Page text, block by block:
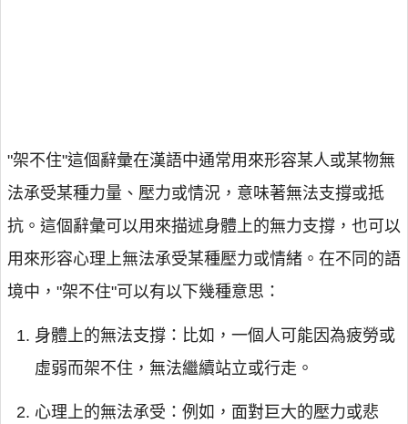
"架不住"這個辭彙在漢語中通常用來形容某人或某物無
法承受某種力量、壓力或情況，意味著無法支撐或抵
抗。這個辭彙可以用來描述身體上的無力支撐，也可以
用來形容心理上無法承受某種壓力或情緒。在不同的語
境中，"架不住"可以有以下幾種意思：
身體上的無法支撐：比如，一個人可能因為疲勞或
虛弱而架不住，無法繼續站立或行走。
心理上的無法承受：例如，面對巨大的壓力或悲